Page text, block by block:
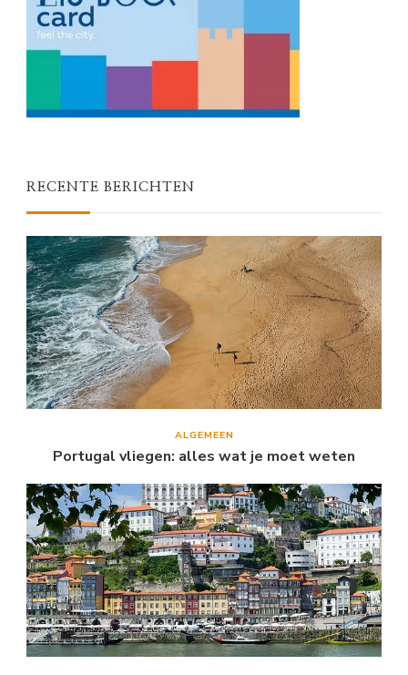
RECENTE BERICHTEN
ALGEMEEN
Portugal vliegen: alles wat je moet weten